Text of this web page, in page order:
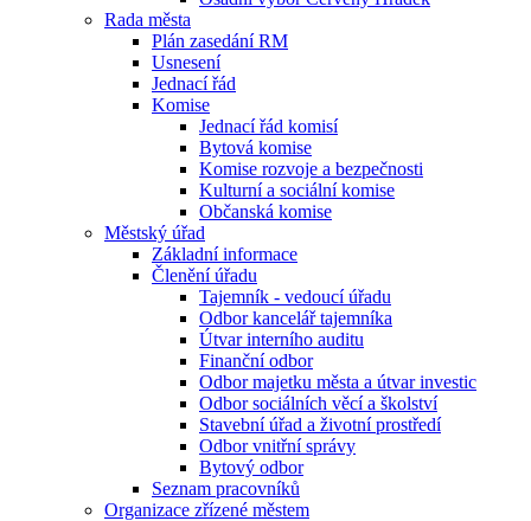
Rada města
Plán zasedání RM
Usnesení
Jednací řád
Komise
Jednací řád komisí
Bytová komise
Komise rozvoje a bezpečnosti
Kulturní a sociální komise
Občanská komise
Městský úřad
Základní informace
Členění úřadu
Tajemník - vedoucí úřadu
Odbor kancelář tajemníka
Útvar interního auditu
Finanční odbor
Odbor majetku města a útvar investic
Odbor sociálních věcí a školství
Stavební úřad a životní prostředí
Odbor vnitřní správy
Bytový odbor
Seznam pracovníků
Organizace zřízené městem